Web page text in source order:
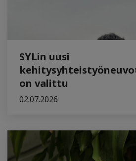
SYLin uusi
on valittu
02.07.2026